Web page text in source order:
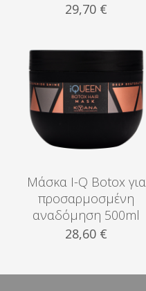
29,70 €
Μάσκα I-Q Botox για
προσαρμοσμένη
αναδόμηση 500ml
28,60 €